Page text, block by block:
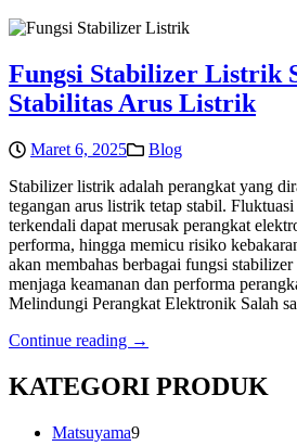
Fungsi Stabilizer Listrik
Stabilitas Arus Listrik
Maret 6, 2025
Blog
Stabilizer listrik adalah perangkat yang
tegangan arus listrik tetap stabil.
terkendali dapat merusak perangkat
performa, hingga memicu risiko
akan membahas berbagai fungsi
menjaga keamanan dan performa
Melindungi Perangkat Elektronik Salah
Continue reading →
KATEGORI PRODUK
Matsuyama99